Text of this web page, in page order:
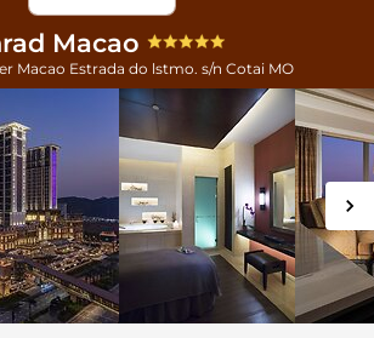
Macao
Macao Estrada do lstmo. s/n Cotai MO